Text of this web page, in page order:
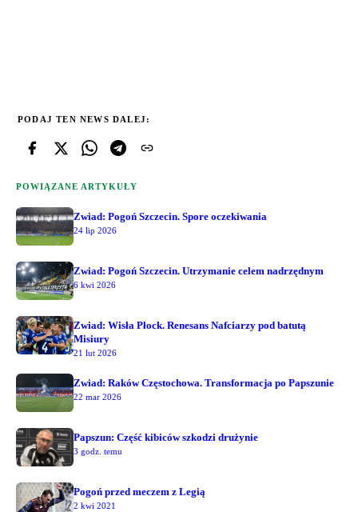
PODAJ TEN NEWS DALEJ:
POWIĄZANE ARTYKUŁY
Zwiad: Pogoń Szczecin. Spore oczekiwania
24 lip 2026
Zwiad: Pogoń Szczecin. Utrzymanie celem nadrzędnym
6 kwi 2026
Zwiad: Wisła Płock. Renesans Nafciarzy pod batutą
Misiury
21 lut 2026
Zwiad: Raków Częstochowa. Transformacja po Papszunie
22 mar 2026
Papszun: Część kibiców szkodzi drużynie
3 godz. temu
Pogoń przed meczem z Legią
2 kwi 2021